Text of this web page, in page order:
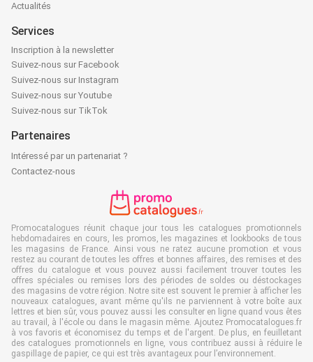
Actualités
Services
Inscription à la newsletter
Suivez-nous sur Facebook
Suivez-nous sur Instagram
Suivez-nous sur Youtube
Suivez-nous sur TikTok
Partenaires
Intéressé par un partenariat ?
Contactez-nous
Promocatalogues réunit chaque jour tous les catalogues promotionnels
hebdomadaires en cours, les promos, les magazines et lookbooks de tous
les magasins de France. Ainsi vous ne ratez aucune promotion et vous
restez au courant de toutes les offres et bonnes affaires, des remises et des
offres du catalogue et vous pouvez aussi facilement trouver toutes les
offres spéciales ou remises lors des périodes de soldes ou déstockages
des magasins de votre région. Notre site est souvent le premier à afficher les
nouveaux catalogues, avant même qu'ils ne parviennent à votre boîte aux
lettres et bien sûr, vous pouvez aussi les consulter en ligne quand vous êtes
au travail, à l'école ou dans le magasin même. Ajoutez Promocatalogues.fr
à vos favoris et économisez du temps et de l'argent. De plus, en feuilletant
des catalogues promotionnels en ligne, vous contribuez aussi à réduire le
gaspillage de papier, ce qui est très avantageux pour l’environnement.